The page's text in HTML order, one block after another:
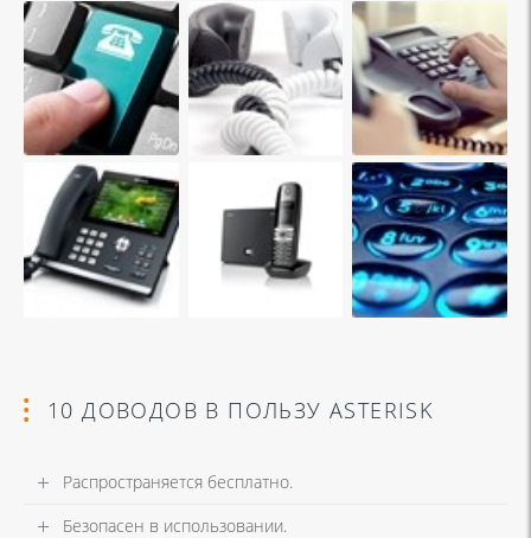
10 ДОВОДОВ В ПОЛЬЗУ ASTERISK
Распространяется бесплатно.
Безопасен в использовании.